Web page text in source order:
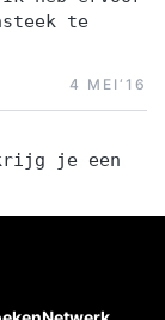
te
4 MEI‘16
je een